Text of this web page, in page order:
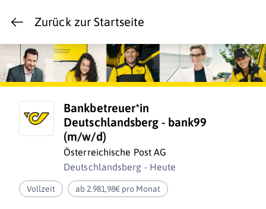
Zurück zur Startseite
Bankbetreuer*in
Deutschlandsberg - bank99
(m/w/d)
Österreichische Post AG
Deutschlandsberg - Heute
Vollzeit ab 2.981,98€ pro Monat